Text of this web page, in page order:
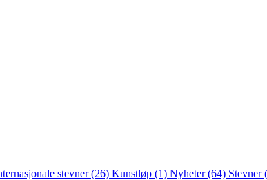
stevner (26) Kunstløp (1) Nyheter (64) Stevner